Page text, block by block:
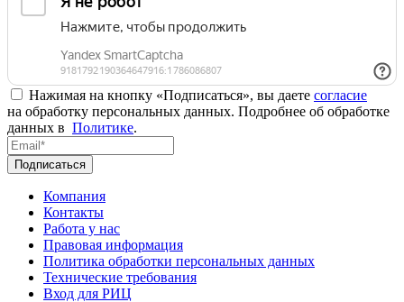
Нажимая на кнопку «Подписаться», вы даете согласие
на обработку персональных данных. Подробнее об обработке
данных в Политике.
Подписаться
Компания
Контакты
Работа у нас
Правовая информация
Политика обработки персональных данных
Технические требования
Вход для РИЦ